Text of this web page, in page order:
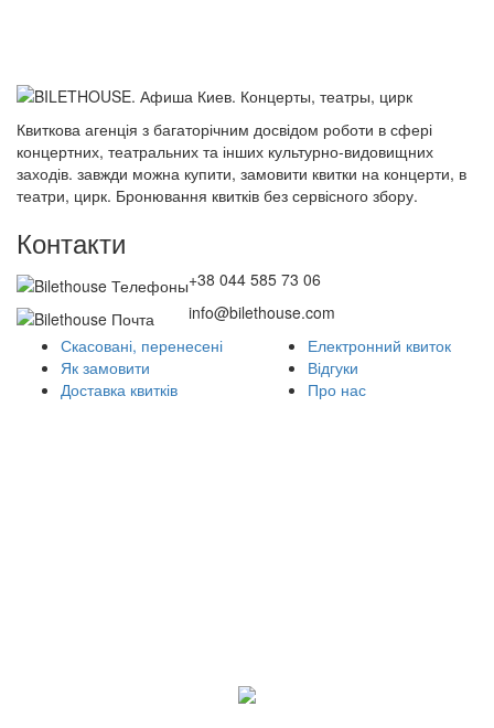
Квиткова агенція з багаторічним досвідом роботи в сфері
концертних, театральних та інших культурно-видовищних
заходів. завжди можна купити, замовити квитки на концерти, в
театри, цирк. Бронювання квитків без сервісного збору.
Контакти
+38 044 585 73 06
info@bilethouse.com
Скасовані, перенесені
Як замовити
Доставка квитків
Електронний квиток
Відгуки
Про нас